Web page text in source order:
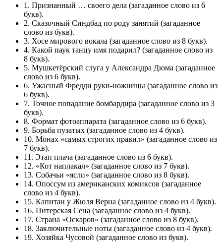
1. Признанный … своего дела (загаданное слово из 6
букв).
2. Сказочный Синдбад по роду занятий (загаданное
слово из букв).
3. Хосе мирового вокала (загаданное слово из 8 букв).
4. Какой паук танцу имя подарил? (загаданное слово из
8 букв).
5. Мушкетёрский слуга у Александра Дюма (загаданное
слово из 6 букв).
6. Ужасный Фредди руки-ножницы (загаданное слово из
6 букв).
7. Точное попадание бомбардира (загаданное слово из 3
букв).
8. Формат фотоаппарата (загаданное слово из 6 букв).
9. Борьба пузатых (загаданное слово из 4 букв).
10. Монах «самых строгих правил» (загаданное слово из
7 букв).
11. Этап плача (загаданное слово из 6 букв).
12. «Кот наплакал» (загаданное слово из 7 букв).
13. Собачьи «ясли» (загаданное слово из 8 букв).
14. Опоссум из американских комиксов (загаданное
слово из 4 букв).
15. Капитан у Жюля Верна (загаданное слово из 4 букв).
16. Питерская Сена (загаданное слово из 4 букв).
17. Страна «Оскаров» (загаданное слово из 8 букв).
18. Заключительные ноты (загаданное слово из 4 букв).
19. Хозяйка Чусовой (загаданное слово из букв).